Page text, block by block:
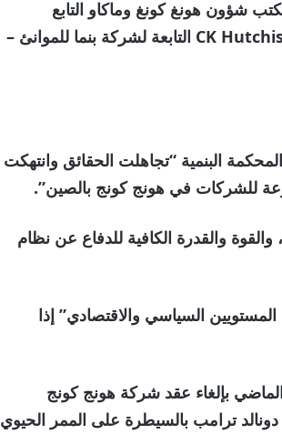
شؤون هونغ كونغ وماكاو التابع
للحكومة الصينية (HKMAO) إن حكم بنما ضد شركة CK Hutchison التابعة لشركة بنما للموانئ –
البنمية “تجاهلت الحقائق وانتهكت
للشركات في هونج كونج بالصين”.
والقدرة الكافية للدفاع عن نظام
السياسي والاقتصادي” إذا
الماضي بإلغاء عقد شركة هونج كونج
ترامب بالسيطرة على الممر الحيوي